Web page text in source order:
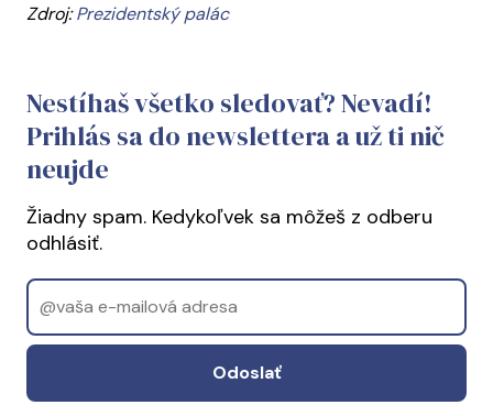
Zdroj:Prezidentský palác
Nestíhaš všetko sledovať? Nevadí!
Prihlás sa do newslettera a už ti nič
neujde
Žiadny spam. Kedykoľvek sa môžeš z odberu
odhlásiť.
Email
Odoslať